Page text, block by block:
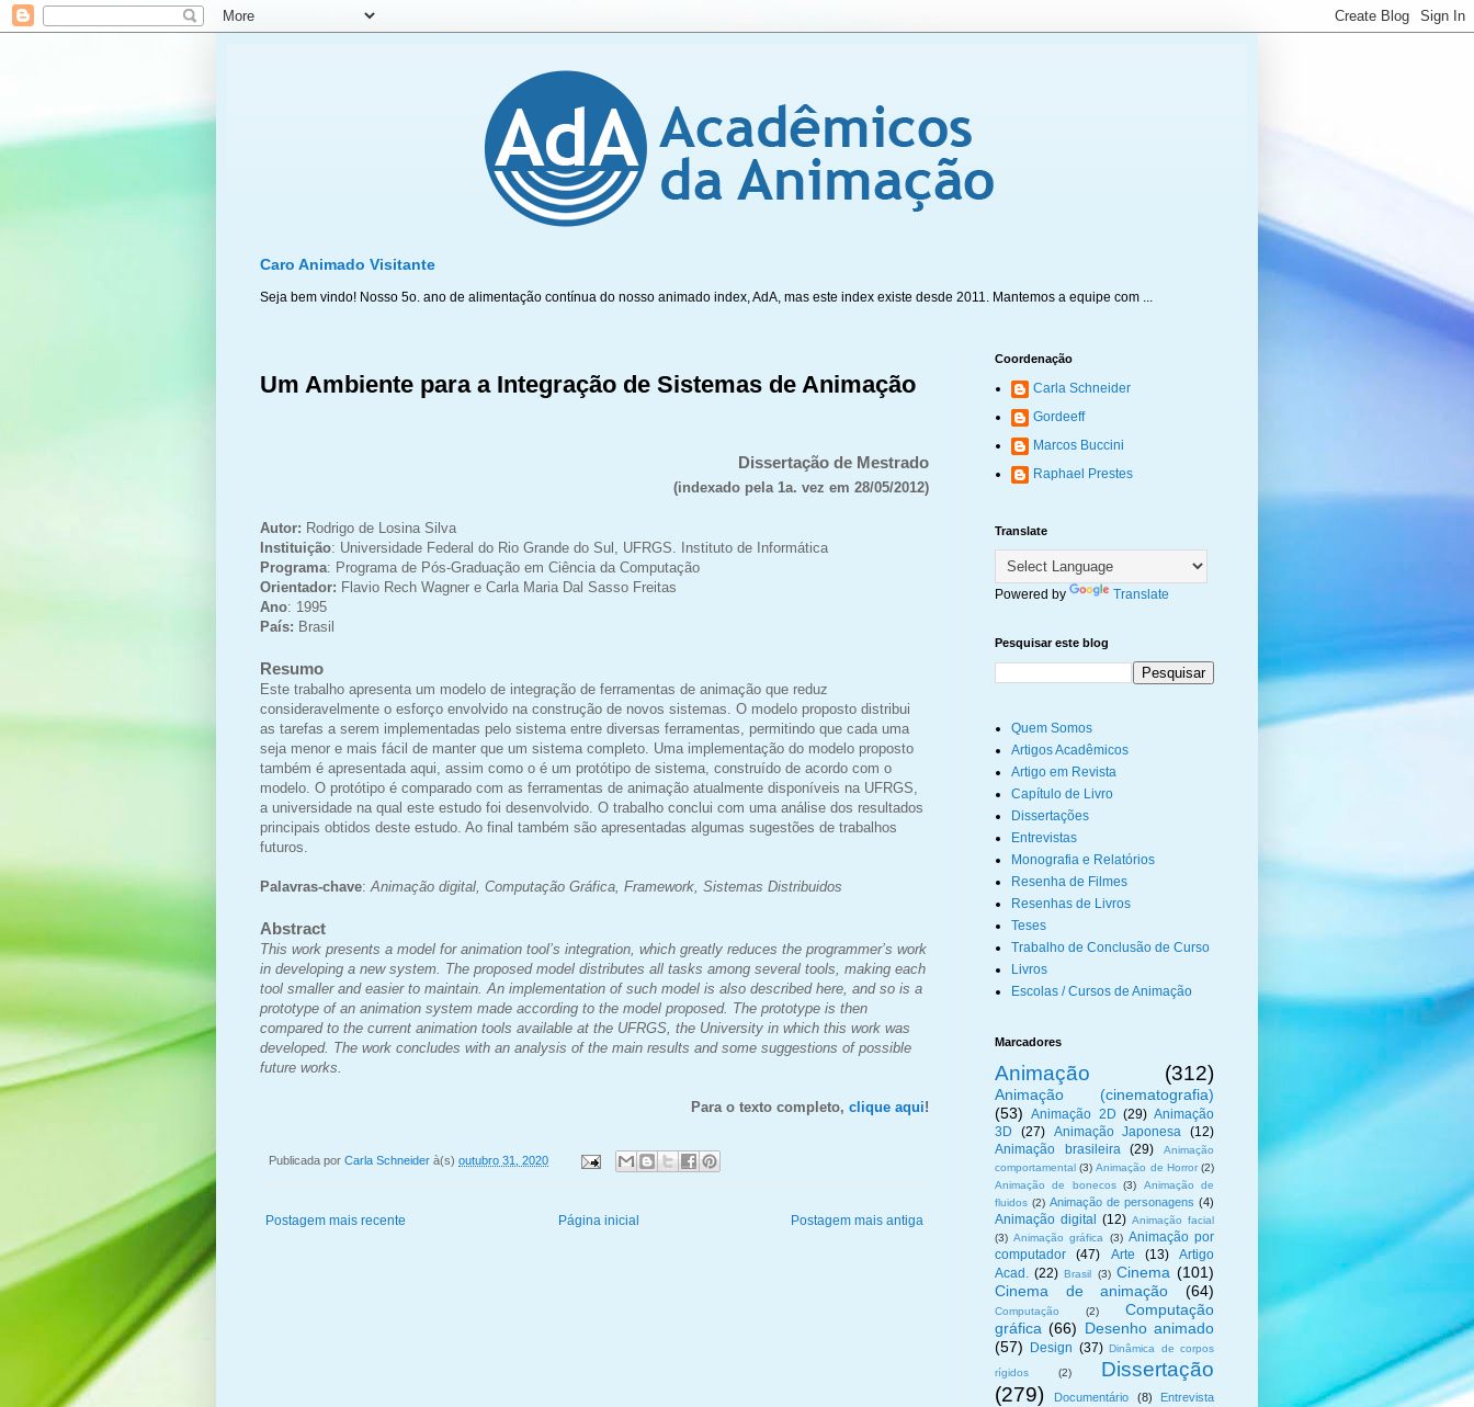
Caro Animado Visitante
Seja bem vindo! Nosso 5o. ano de alimentação contínua do nosso animado index, AdA, mas este index existe desde 2011. Mantemos a equipe com ...
Um Ambiente para a Integração de Sistemas de Animação
Dissertação de Mestrado
(indexado pela 1a. vez em 28/05/2012)
Autor: Rodrigo de Losina Silva
Instituição: Universidade Federal do Rio Grande do Sul, UFRGS. Instituto de Informática
Programa: Programa de Pós-Graduação em Ciência da Computação
Orientador: Flavio Rech Wagner e Carla Maria Dal Sasso Freitas
Ano: 1995
País: Brasil
Resumo
Este trabalho apresenta um modelo de integração de ferramentas de animação que reduz
consideravelmente o esforço envolvido na construção de novos sistemas. O modelo proposto distribui
as tarefas a serem implementadas pelo sistema entre diversas ferramentas, permitindo que cada uma
seja menor e mais fácil de manter que um sistema completo. Uma implementação do modelo proposto
também é apresentada aqui, assim como o é um protótipo de sistema, construído de acordo com o
modelo. O protótipo é comparado com as ferramentas de animação atualmente disponíveis na UFRGS,
a universidade na qual este estudo foi desenvolvido. O trabalho conclui com uma análise dos resultados
principais obtidos deste estudo. Ao final também são apresentadas algumas sugestões de trabalhos
futuros.
Palavras-chave: Animação digital, Computação Gráfica, Framework, Sistemas Distribuidos
Abstract
This work presents a model for animation tool’s integration, which greatly reduces the programmer’s work
in developing a new system. The proposed model distributes all tasks among several tools, making each
tool smaller and easier to maintain. An implementation of such model is also described here, and so is a
prototype of an animation system made according to the model proposed. The prototype is then
compared to the current animation tools available at the UFRGS, the University in which this work was
developed. The work concludes with an analysis of the main results and some suggestions of possible
future works.
Para o texto completo, clique aqui!
Publicada por Carla Schneider à(s) outubro 31, 2020
Postagem mais recente Postagem mais antiga
Página inicial
Coordenação
Carla Schneider
Gordeeff
Marcos Buccini
Raphael Prestes
Translate
Powered by Translate
Pesquisar este blog
Quem Somos
Artigos Acadêmicos
Artigo em Revista
Capítulo de Livro
Dissertações
Entrevistas
Monografia e Relatórios
Resenha de Filmes
Resenhas de Livros
Teses
Trabalho de Conclusão de Curso
Livros
Escolas / Cursos de Animação
Marcadores
Animação (312)
Animação (cinematografia)
(53) Animação 2D (29) Animação
3D
(27) Animação Japonesa (12)
Animação brasileira
(29)
Animação
comportamental (3) Animação de Horror (2)
Animação de bonecos (3)
Animação de
fluidos (2) Animação de personagens (4)
Animação digital (12) Animação facial
(3) Animação gráfica (3) Animação por
computador
(47) Arte (13)
Artigo
Acad. (22) Brasil (3) Cinema (101)
Cinema de animação
(64)
Computação (2)
Computação
gráfica (66) Desenho animado
(57)
Design (37) Dinâmica de corpos
rígidos
(2)
Dissertação
(279)
Documentário (8)
Entrevista